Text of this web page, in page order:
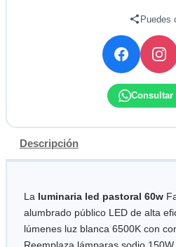
Puedes
Consultar
Descripción
La luminaria led pastoral 60w
alumbrado público LED de alta
lúmenes luz blanca 6500K con
Reemplaza lámparas sodio